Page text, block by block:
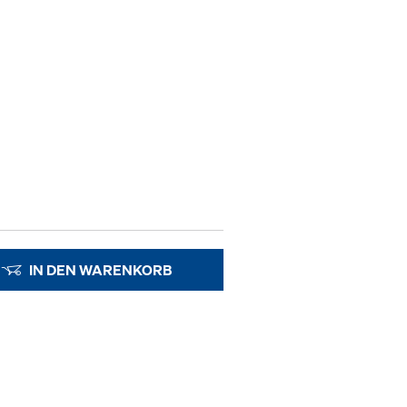
IN DEN WARENKORB